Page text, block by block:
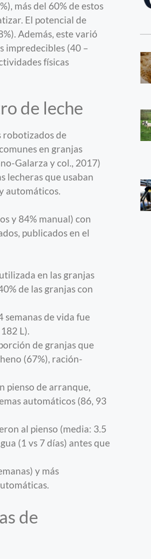
más del 60% de estos
El potencial de
Además, este varió
impredecibles (40 –
físicas
de leche
robotizados de
en granjas
Galarza y col., 2017)
lecheras que usaban
automáticos.
y 84% manual) con
publicados en el
en las granjas
de las granjas con
de vida fue
L).
de granjas que
(67%), ración-
pienso de arranque,
automáticos (86, 93
al pienso (media: 3.5
(1 vs 7 días) antes que
y más
de